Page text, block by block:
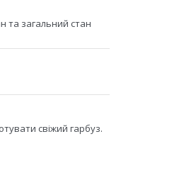
та загальний стан
свіжий гарбуз.